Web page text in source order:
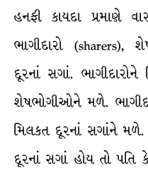
હનફી કાયદા પ્રમાણે
ભાગીદારો
દૂરનાં સગાં.
શેષભોગીઓને મળે.
મિલકત દૂરનાં સગાંને
દૂરનાં સગાં હોય તો પતિ